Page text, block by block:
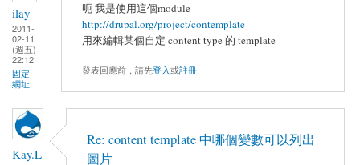
ilay
2011-
02-11
(週五)
22:12
固定
網址
呃 我是使用這個module
http://drupal.org/project/contemplate
用來編輯某個自定 content type 的 template
發表回應前，請先登入或註冊
Kay.L
Re: content template 中哪個變數可以列出
圖片